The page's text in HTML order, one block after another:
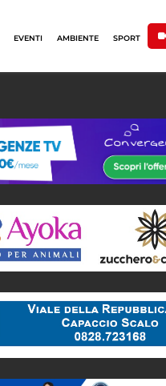
EVENTI AMBIENTE SPORT